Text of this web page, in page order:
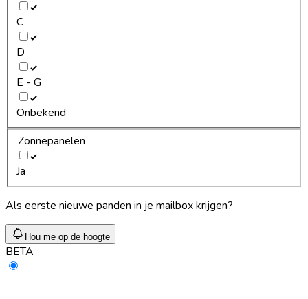
C
D
E - G
Onbekend
Zonnepanelen
Ja
Als eerste nieuwe panden in je mailbox krijgen?
Hou me op de hoogte
BETA